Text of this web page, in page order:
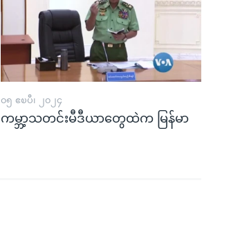
၀၅ ဧၿပီ၊ ၂၀၂၄
ကမ္ဘာ့သတင်းမီဒီယာတွေထဲက မြန်မာ